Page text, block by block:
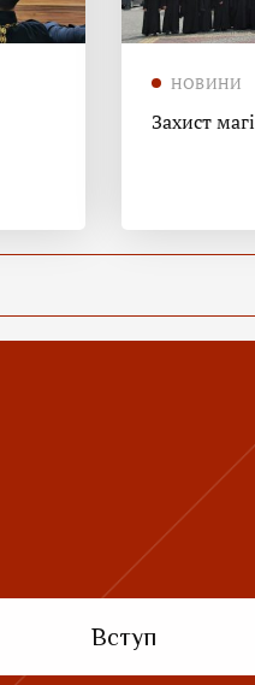
НОВИНИ
Захист
Вступ